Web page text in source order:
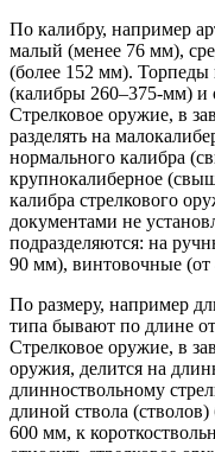
По калибру, например
малый (менее 76 мм),
(более 152 мм).
(калибры 260–375-мм)
Стрелковое оружие, в
разделять на
нормального калибра
крупнокалиберное
калибра стрелкового
документами не
подразделяются: на
90 мм), винтовочные
По размеру, например
типа бывают по длине
Стрелковое оружие, в
оружия, делится на
длинноствольному
длиной ствола
600 мм, к